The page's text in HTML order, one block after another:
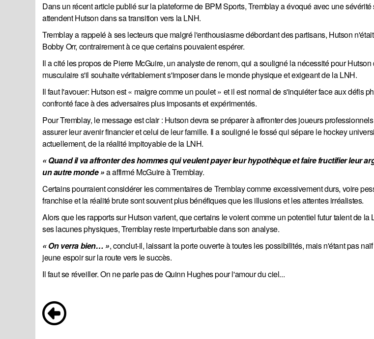
Dans un récent article publié sur la plateforme de BPM Sports, Tremblay a évoqué avec une
attendent Hutson dans sa transition vers la LNH.
Tremblay a rappelé à ses lecteurs que malgré l'enthousiasme débordant des partisans, Hutson
Bobby Orr, contrairement à ce que certains pouvaient espérer.
Il a cité les propos de Pierre McGuire, un analyste de renom, qui a souligné la nécessité pour
musculaire s'il souhaite véritablement s'imposer dans le monde physique et exigeant de la LNH.
Il faut l'avouer: Hutson est « maigre comme un poulet » et il est normal de s'inquiéter face aux défis
confronté face à des adversaires plus imposants et expérimentés.
Pour Tremblay, le message est clair : Hutson devra se préparer à affronter des joueurs
assurer leur avenir financier et celui de leur famille. Il a souligné le fossé qui sépare le hockey
actuellement, de la réalité impitoyable de la LNH.
« Quand il va affronter des hommes qui veulent payer leur hypothèque et faire fructifier leur
un autre monde » a affirmé McGuire à Tremblay.
Certains pourraient considérer les commentaires de Tremblay comme excessivement durs, voire
franchise et la réalité brute sont souvent plus bénéfiques que les illusions et les attentes irréalistes.
Alors que les rapports sur Hutson varient, que certains le voient comme un potentiel futur talent de
ses lacunes physiques, Tremblay reste imperturbable dans son analyse.
« On verra bien… », conclut-il, laissant la porte ouverte à toutes les possibilités, mais n'étant pas
jeune espoir sur la route vers le succès.
Il faut se réveiller. On ne parle pas de Quinn Hughes pour l'amour du ciel...